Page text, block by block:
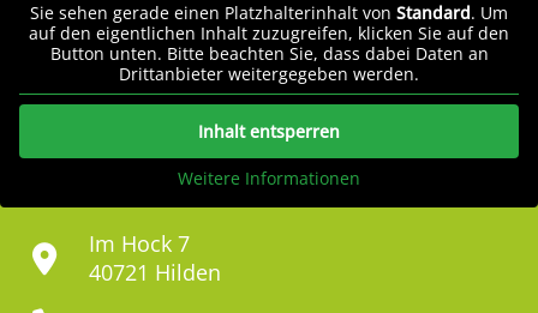
Sie sehen gerade einen Platzhalterinhalt von Standard. Um
auf den eigentlichen Inhalt zuzugreifen, klicken Sie auf den
Button unten. Bitte beachten Sie, dass dabei Daten an
Drittanbieter weitergegeben werden.
Inhalt entsperren
Weitere Informationen
Im Hock 7
40721 Hilden